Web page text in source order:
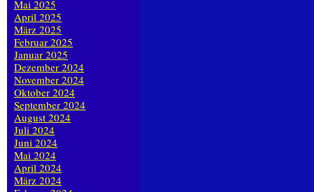
Mai 2025
April 2025
März 2025
Februar 2025
Januar 2025
Dezember 2024
November 2024
Oktober 2024
September 2024
August 2024
Juli 2024
Juni 2024
Mai 2024
April 2024
März 2024